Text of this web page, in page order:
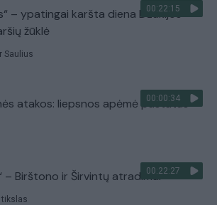
00:22:15
– ypatingai karšta diena Dzūkijos
žūklė
Saulius
00:00:34
atakos: liepsnos apėmė pastatus
00:22:27
– Birštono ir Širvintų atradimai
tikslas